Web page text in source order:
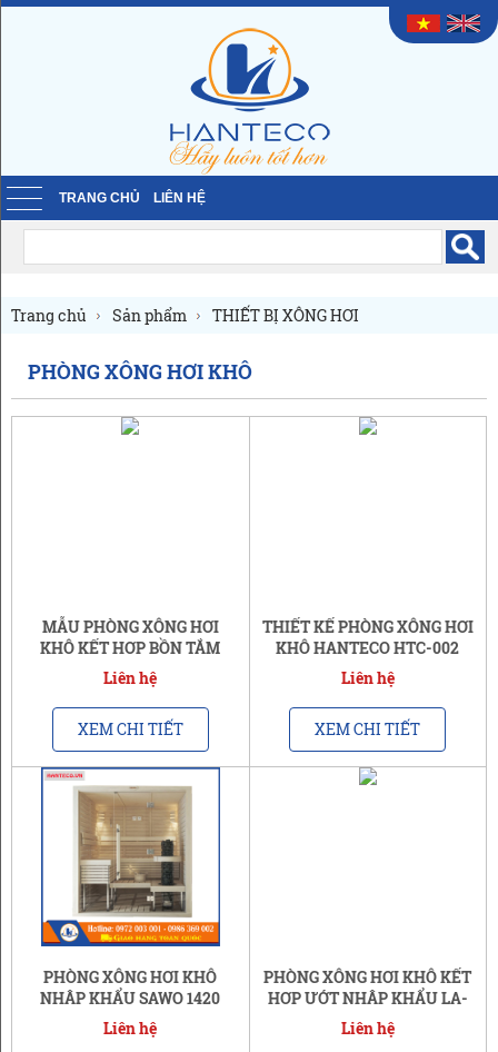
TRANG CHỦ LIÊN HỆ
Trang chủ Sản phẩm
THIẾT BỊ XÔNG HƠI
PHÒNG XÔNG HƠI KHÔ
MẪU PHÒNG XÔNG HƠI
KHÔ KẾT HỢP BỒN TẮM
HTCSN-17
Liên hệ
XEM CHI TIẾT
THIẾT KẾ PHÒNG XÔNG HƠI
KHÔ HANTECO HTC-002
Liên hệ
XEM CHI TIẾT
PHÒNG XÔNG HƠI KHÔ
NHẬP KHẨU SAWO 1420
Liên hệ
PHÒNG XÔNG HƠI KHÔ KẾT
HỢP ƯỚT NHẬP KHẨU LA-
8862 | THƯƠNG HIỆU
AUSTAR
Liên hệ